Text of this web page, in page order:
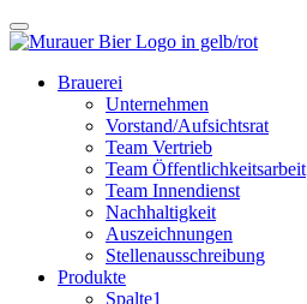
Brauerei
Unternehmen
Vorstand/Aufsichtsrat
Team Vertrieb
Team Öffentlichkeitsarbeit
Team Innendienst
Nachhaltigkeit
Auszeichnungen
Stellenausschreibung
Produkte
Spalte1